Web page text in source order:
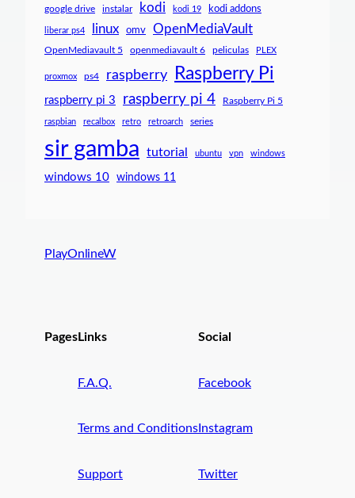
google drive instalar kodi kodi 19 kodi addons
liberar ps4 linux omv OpenMediaVault
OpenMediavault 5 openmediavault 6 peliculas PLEX
proxmox ps4 raspberry Raspberry Pi
raspberry pi 3 raspberry pi 4 Raspberry Pi 5
raspbian recalbox retro retroarch series
sir gamba tutorial ubuntu vpn windows
windows 10 windows 11
PlayOnlineW
PagesLinks
F.A.Q.
Terms and Conditions
Support
Social
Facebook
Instagram
Twitter